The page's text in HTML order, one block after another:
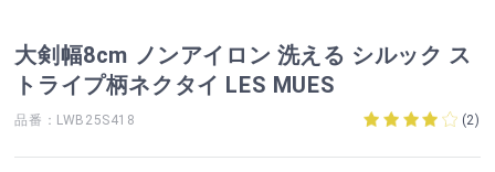
大剣幅8cm ノンアイロン 洗える シルック ス
トライプ柄ネクタイ LES MUES
品番：LWB25S418 (2)